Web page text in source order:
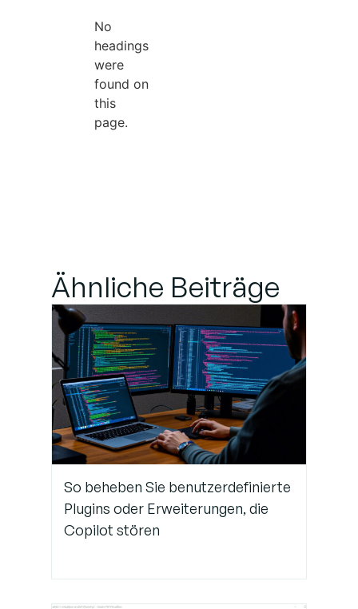
No
headings
were
found on
this
page.
Ähnliche Beiträge
So beheben Sie benutzerdefinierte
Plugins oder Erweiterungen, die
Copilot stören